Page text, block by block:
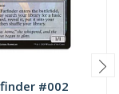
#002